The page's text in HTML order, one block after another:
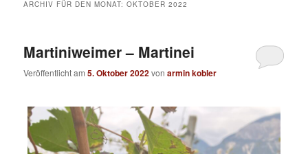
ARCHIV FÜR DEN MONAT:OKTOBER 2022
Martiniweimer – Martinei
Veröffentlicht am5. Oktober 2022vonarmin kobler